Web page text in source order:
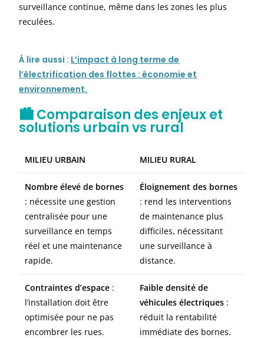
surveillance continue, même dans les zones les plus
reculées.
À lire aussi : L’impact à long terme de
l’électrification des flottes : économie et
environnement.
🏙️ Comparaison des enjeux et
solutions urbain vs rural
MILIEU URBAIN MILIEU RURAL
Nombre élevé de bornes
: nécessite une gestion
centralisée pour une
surveillance en temps
réel et une maintenance
rapide.
Éloignement des bornes
: rend les interventions
de maintenance plus
difficiles, nécessitant
une surveillance à
distance.
Contraintes d’espace :
l’installation doit être
optimisée pour ne pas
encombrer les rues.
Faible densité de
véhicules électriques :
réduit la rentabilité
immédiate des bornes.